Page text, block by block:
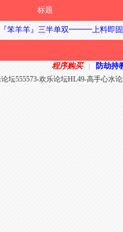
标题
『笨羊羊』三半单双━━━上料即固
程序购买
防劫持
坛555573-欢乐论坛HL49-高手心水